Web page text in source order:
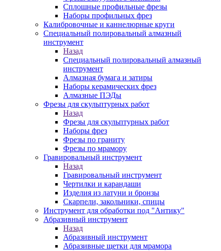
Сплошные профильные фрезы
Наборы профильных фрез
Калибровочные и каннелюрные круги
Специальный полировальный алмазный
инструмент
Назад
Специальный полировальный алмазный
инструмент
Алмазная бумага и затиры
Наборы керамических фрез
Алмазные ПЭДы
Фрезы для скульптурных работ
Назад
Фрезы для скульптурных работ
Наборы фрез
Фрезы по граниту
Фрезы по мрамору
Гравировальный инструмент
Назад
Гравировальный инструмент
Чертилки и карандаши
Изделия из латуни и бронзы
Скарпели, закольники, спицы
Инструмент для обработки под "Антику"
Абразивный инструмент
Назад
Абразивный инструмент
Абразивные щетки для мрамора